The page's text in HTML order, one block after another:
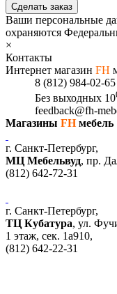
Сделать заказ
Ваши персональные
охраняются
×
Контакты
Интернет магазин FH
8 (812) 984-02-65
Без выходных 10
feedback@fh-
Магазины FHмебель
г. Санкт-Петербург,
МЦ Мебельвуд, пр.
(812) 642-72-31
г. Санкт-Петербург,
ТЦ Кубатура, ул.
1 этаж, сек. 1a910,
(812) 642-22-31